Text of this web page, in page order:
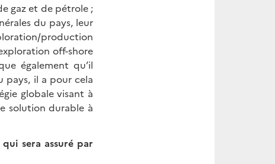
gaz et de pétrole ;
du pays, leur
production
off-shore
également qu’il
pays, il a pour cela
globale visant à
solution durable à
sera assuré par